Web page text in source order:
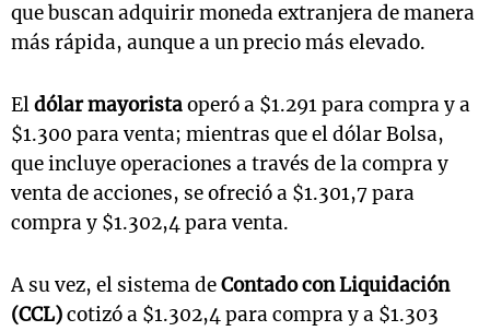
que buscan adquirir moneda extranjera de manera
más rápida, aunque a un precio más elevado.
Eldólar mayoristaoperó a $1.291 para compra y a
$1.300 para venta; mientras que el dólar Bolsa,
que incluye operaciones a través de la compra y
venta de acciones, se ofreció a $1.301,7 para
compra y $1.302,4 para venta.
A su vez, el sistema deContado con Liquidación
(CCL)cotizó a $1.302,4 para compra y a $1.303